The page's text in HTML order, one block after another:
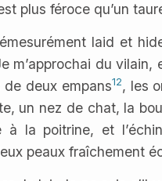
plus féroce qu’un
laid et
m’approchai du
deux empans12, les
un nez de chat, la
à la poitrine, et
peaux fraîchement